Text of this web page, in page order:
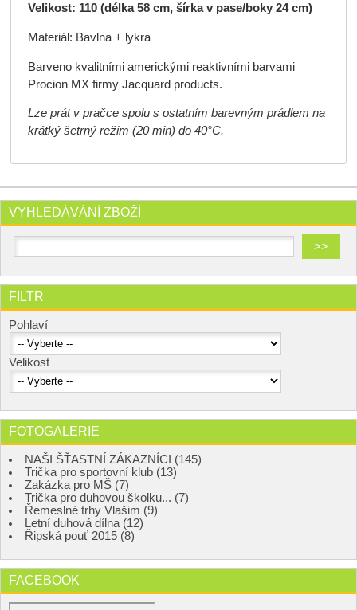
Velikost: 110 (délka 58 cm, šírka v pase/boky 24 cm)
Materiál: Bavlna + lykra
Barveno kvalitními americkými reaktivními barvami
Procion MX firmy Jacquard products.
Lze prát v pračce spolu s ostatním barevným prádlem na
krátký šetrný režim (20 min) do 40°C.
VYHLEDÁVÁNÍ ZBOŽÍ
FILTR
Pohlaví
Velikost
FOTOGALERIE
NAŠI ŠŤASTNÍ ZÁKAZNÍCI (145)
Trička pro sportovní klub (13)
Zakázka pro MŠ (7)
Trička pro duhovou školku... (7)
Řemeslné trhy Vlašim (9)
Letní duhová dílna (12)
Řipská pouť 2015 (8)
FACEBOOK